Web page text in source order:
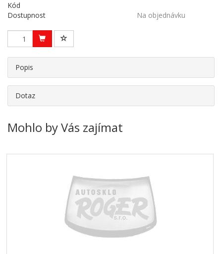
Kód
Dostupnost
Na objednávku
Popis
Dotaz
Mohlo by Vás zajímat